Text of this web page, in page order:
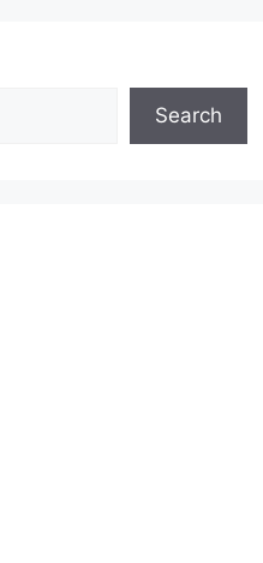
Search